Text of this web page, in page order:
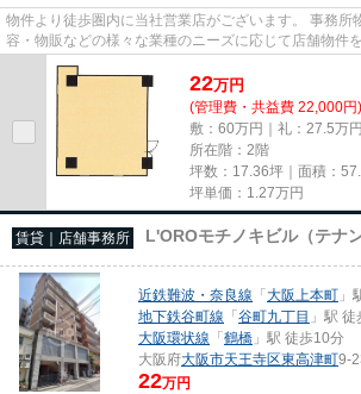
物件より徒歩圏内に当社営業店がございます。 事務所
容・物販などの様々な業種のニーズに応じて店舗物件
尚、弊社ではおとり広告は一切...
22万円
(管理費・共益費 22,000円)
敷：60万円｜礼：27.5万円
所在階：2階
坪数：17.36坪｜面積：
坪単価： 1.27万円
賃貸｜店舗事務所 L'OROモチノキビル（テナン
近鉄難波・奈良線 「大阪上本町 」
地下鉄谷町線 「谷町九丁目 」駅
大阪環状線 「鶴橋 」駅 徒歩10分
大阪府大阪市天王寺区東高津町9-
22万円